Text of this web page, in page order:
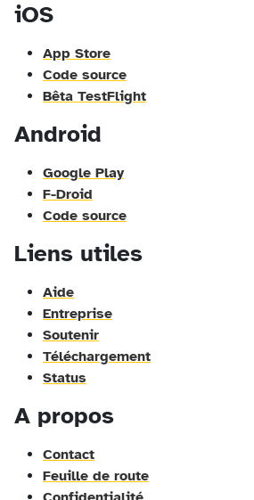
iOS
App Store
Code source
Bêta TestFlight
Android
Google Play
F-Droid
Code source
Liens utiles
Aide
Entreprise
Soutenir
Téléchargement
Status
A propos
Contact
Feuille de route